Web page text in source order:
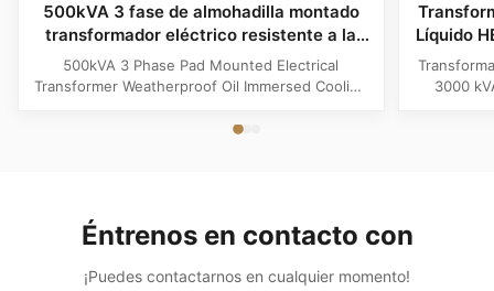
500kVA 3 fase de almohadilla montado
transformador eléctrico resistente a la
intemperie aceite enfriamiento inmerso
500kVA 3 Phase Pad Mounted Electrical
Transformer Weatherproof Oil Immersed Cooling
Distribution transformer, power transformer, Oil-
Líquido
a
3000
Éntrenos en contacto con
¡Puedes contactarnos en cualquier momento!